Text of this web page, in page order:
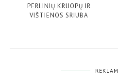
PERLINIŲ KRUOPŲ IR
VIŠTIENOS SRIUBA